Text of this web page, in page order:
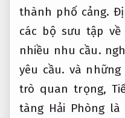
thành phố cảng.
các bộ sưu tập về
nhiều nhu cầu.
yêu cầu. và những
trò quan trọng,
tàng Hải Phòng